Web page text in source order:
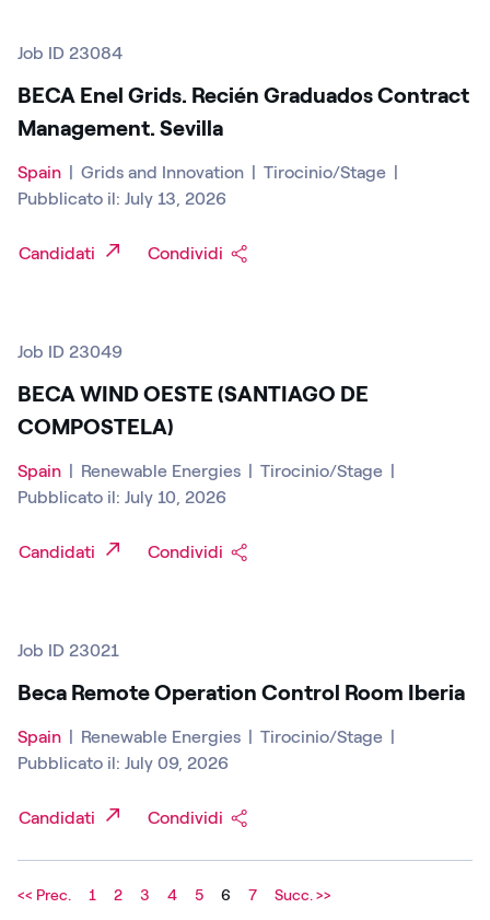
Job ID 23084
BECA Enel Grids. Recién Graduados Contract
Management. Sevilla
Spain Grids and Innovation Tirocinio/Stage
Pubblicato il: July 13, 2026
Candidati Condividi
Job ID 23049
BECA WIND OESTE (SANTIAGO DE
COMPOSTELA)
Spain Renewable Energies Tirocinio/Stage
Pubblicato il: July 10, 2026
Candidati Condividi
Job ID 23021
Beca Remote Operation Control Room Iberia
Spain Renewable Energies Tirocinio/Stage
Pubblicato il: July 09, 2026
Candidati Condividi
<< Prec. 1 2 3 4 5 6 7 Succ. >>